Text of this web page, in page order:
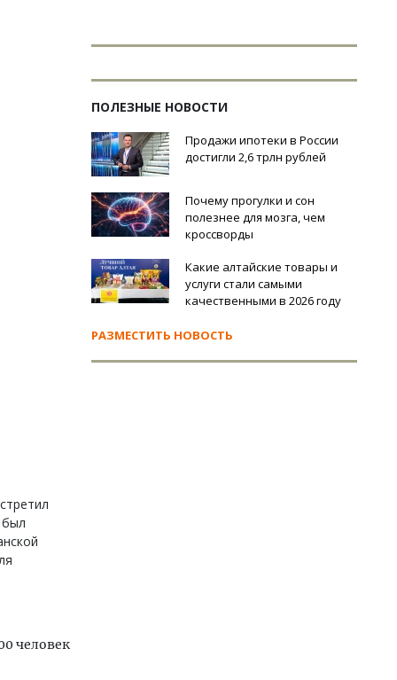
был
человек
ПОЛЕЗНЫЕ НОВОСТИ
Продажи ипотеки в России
достигли 2,6 трлн рублей
Почему прогулки и сон
полезнее для мозга, чем
кроссворды
Какие алтайские товары и
услуги стали самыми
качественными в 2026 году
РАЗМЕСТИТЬ НОВОСТЬ